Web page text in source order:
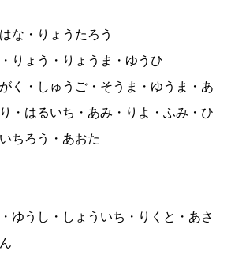
な・りょうたろう
りょう・りょうま・ゆうひ
く・しゅうご・そうま・ゆうま・あ
・はるいち・あみ・りよ・ふみ・ひ
ちろう・あおた
ゆうし・しょういち・りくと・あさ